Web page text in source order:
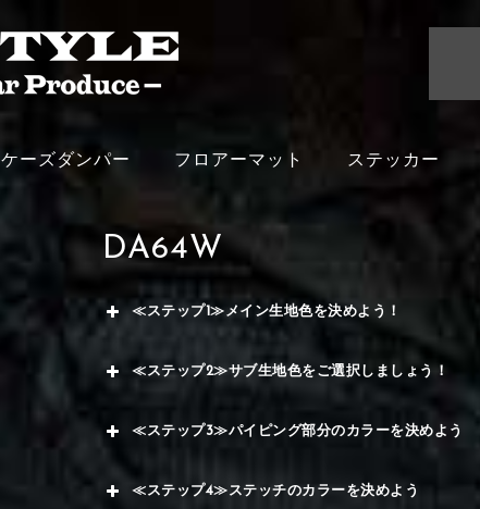
ケーズダンパー フロアーマット ステッカー
DA64W
≪ステップ1≫メイン生地色を決めよう！
≪ステップ2≫サブ生地色をご選択しましょう！
≪ステップ3≫パイピング部分のカラーを決めよう
≪ステップ4≫ステッチのカラーを決めよう